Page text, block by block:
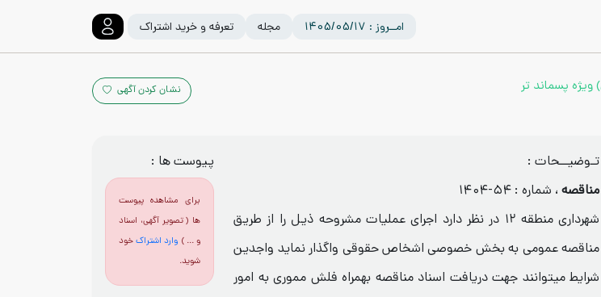
امــروز : 1405/05/17 مجله تعرفه و خرید اشتراک
نشان کردن آگهی
تـوضیــحات :
مناقصه، شماره : ۵۴-۱۴۰۴
شهرداری منطقه ۱۲ در نظر دارد اجرای عملیات مشروحه ذیل را از طریق
مناقصه عمومی به بخش خصوصی اشخاص حقوقی واگذار نماید واجدین
شرایط میتوانند جهت دریافت اسناد مناقصه بهمراه فلش مموری به امور
پیوست ها :
برای مشاهده پیوست
ها ( تصویر آگهی، اسناد
و ... ) وارد اشتراکخود
شوید.